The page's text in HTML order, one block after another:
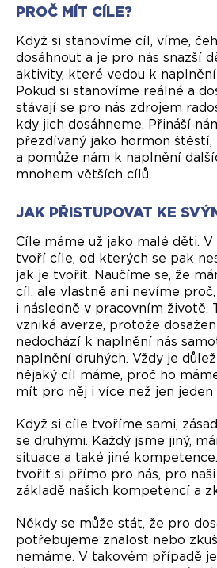
PROČ MÍT CÍLE?
Když si stanovíme cíl, víme,
dosáhnout a je pro nás snazší
aktivity, které vedou k
Pokud si stanovíme reálné a
stávají se pro nás zdrojem
kdy jich dosáhneme. Přináší
přezdívaný jako hormon
a pomůže nám k naplnění
mnohem větších cílů.
JAK PŘISTUPOVAT KE
Cíle máme už jako malé děti.
tvoří cíle, od kterých se pak
jak je tvořit. Naučíme se, že
cíl, ale vlastně ani nevíme
i následně v pracovním životě.
vzniká averze, protože
nedochází k naplnění nás
naplnění druhých. Vždy je
nějaký cíl máme, proč ho
mít pro něj i více než jen jeden
Když si cíle tvoříme sami,
se druhými. Každý jsme jiný,
situace a také jiné
tvořit si přímo pro nás, pro naši
základě našich kompetencí a
Někdy se může stát, že pro
potřebujeme znalost nebo
nemáme. V takovém případě